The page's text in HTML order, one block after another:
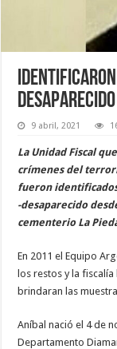
9 abril, 2021
La Unidad Fiscal
crímenes del
fueron
-desaparecido
cementerio La
En 2011 el Equipo
los restos y la
brindaran las
Aníbal nació el 4 de
Departamento